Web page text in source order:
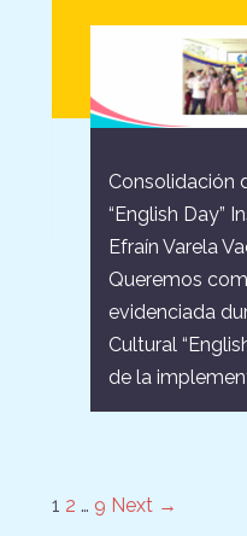
Consolidación
“English Day”
Efraín Varela
Queremos
evidenciada
Cultural
de la
1 2 … 9 Next →